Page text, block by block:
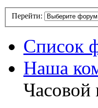
Перейти:
Список
Наша
Часовой